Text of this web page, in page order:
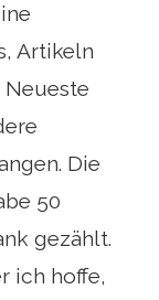
Artikeln
Neueste
Die
50
gezählt.
ich hoffe,